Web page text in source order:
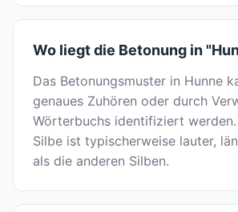
Wo liegt die Betonung in
Das Betonungsmuster in Hunne
genaues Zuhören oder durch
Wörterbuchs identifiziert
Silbe ist typischerweise lauter,
als die anderen Silben.